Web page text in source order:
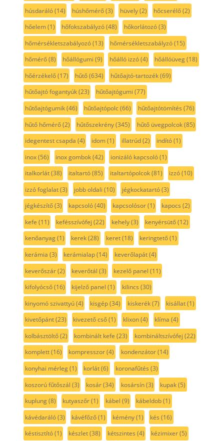
húsdaráló(14) húshőmérő(3) hüvely(2) hőcserélő(2)
hőelem(1) hőfokszabályzó(48) hőkorlátozó(3)
hőmérsékletszabályozó(13) hőmérsékletszabályzó(15)
hőmérő(8) hőállógumi (9) hőálló izzó(4) hőállóüveg(18)
hőérzékelő(17) hűtő(634) hűtőajtó-tartozék(69)
hűtőajtó fogantyúk(23) hűtőajtógumi (77)
hűtőajtógumik(46) hűtőajtópolc(66) hűtőajtótömítés (76)
hűtő hőmérő(2) hűtőszekrény(345) hűtő üvegpolcok(85)
idegentest csapda (4) idom(1) illatrúd(2) indító(1)
inox(56) inox gombok(42) ionizáló kapcsoló(1)
italkorlát(38) italtartó(85) italtartópolcok(81) izzó(10)
izzó foglalat(3) jobb oldali (10) jégkockatartó(3)
jégkészítő(3) kapcsoló(40) kapcsolósor(1) kapocs (2)
kefe (11) kefésszívófej (22) kehely(3) kenyérsütő(12)
kenőanyag(1) kerek(28) keret(18) keringtető(1)
kerámia (3) kerámialap(14) keverőlapát(4)
keverőszár(2) keverőtál (3) kezelő panel (11)
kifolyócső(16) kijelző panel (1) kilincs (30)
kinyomó szivattyú(4) kisgép(34) kiskerék(7) kisállat(1)
kivetőpánt(23) kivezető cső(1) klixon(4) klíma (4)
kolbásztöltő(2) kombinált kefe (23) kombináltszívófej (22)
komplett(16) kompresszor(4) kondenzátor(14)
konyhai mérleg(1) korlát(6) koronafűtés (3)
koszorú fűtőszál (3) kosár(34) kosársín(3) kupak(5)
kuplung(8) kutyaszőr(1) kábel (9) kábeldob(1)
kávédaráló(3) kávéfőző(1) kémény(1) kés (16)
késtisztító(1) készlet(38) kétszintes (4) kézimixer(5)